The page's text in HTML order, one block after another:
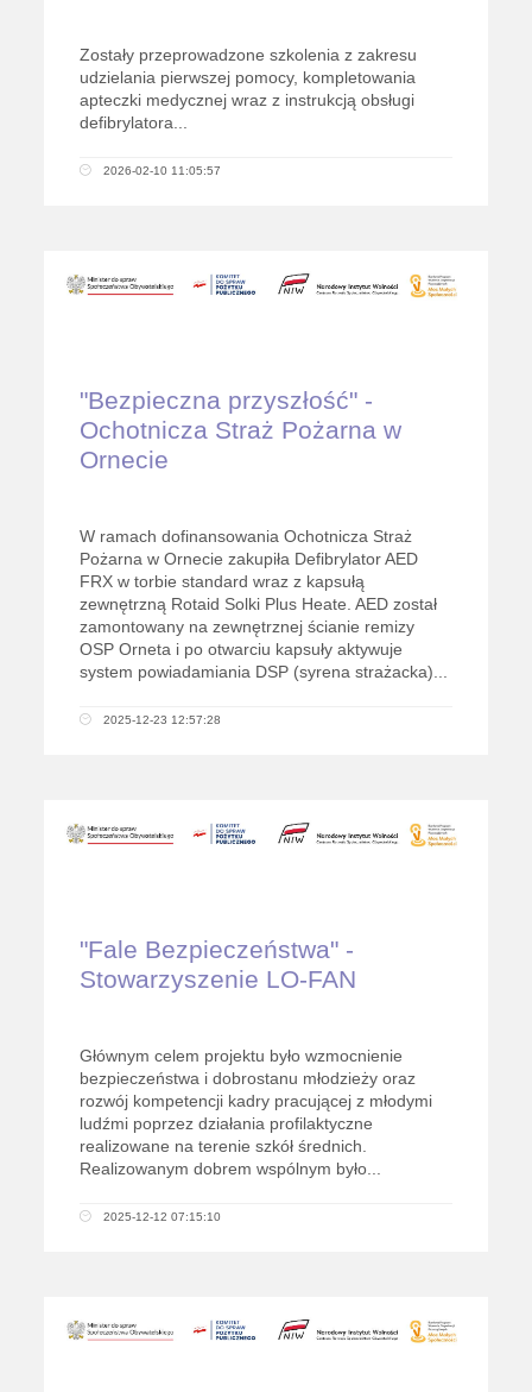
Zostały przeprowadzone szkolenia z zakresu
udzielania pierwszej pomocy, kompletowania
apteczki medycznej wraz z instrukcją obsługi
defibrylatora...
2026-02-10 11:05:57
"Bezpieczna przyszłość" -
Ochotnicza Straż Pożarna w
Ornecie
W ramach dofinansowania Ochotnicza Straż
Pożarna w Ornecie zakupiła Defibrylator AED
FRX w torbie standard wraz z kapsułą
zewnętrzną Rotaid Solki Plus Heate. AED został
zamontowany na zewnętrznej ścianie remizy
OSP Orneta i po otwarciu kapsuły aktywuje
system powiadamiania DSP (syrena strażacka)...
2025-12-23 12:57:28
"Fale Bezpieczeństwa" -
Stowarzyszenie LO-FAN
Głównym celem projektu było wzmocnienie
bezpieczeństwa i dobrostanu młodzieży oraz
rozwój kompetencji kadry pracującej z młodymi
ludźmi poprzez działania profilaktyczne
realizowane na terenie szkół średnich.
Realizowanym dobrem wspólnym było...
2025-12-12 07:15:10